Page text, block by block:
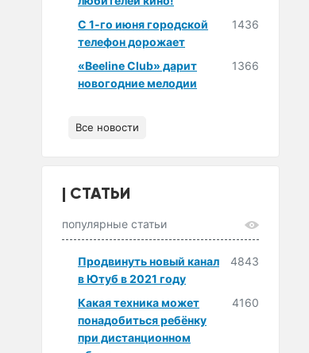
С 1-го июня городской
телефон дорожает
1436
«Beeline Club» дарит
новогодние мелодии
1366
Все новости
СТАТЬИ
популярные статьи
Продвинуть новый канал
в Ютуб в 2021 году
4843
Какая техника может
понадобиться ребёнку
при дистанционном
4160